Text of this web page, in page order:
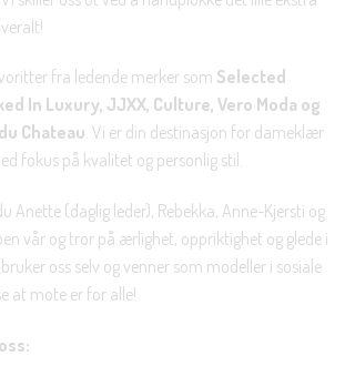
fra ledende merker som Selected
In Luxury, JJXX, Culture, Vero Moda og
Chateau. Vi er din destinasjon for dameklær
fokus på kvalitet og personlig stil.
Anette (daglig leder), Rebekka, Anne-Kjersti og
vår og tror på ærlighet, oppriktighet og glede i
oss selv og venner som modeller i sosiale
at mote er for alle!